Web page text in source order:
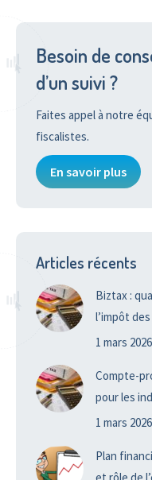
Besoin de
d’un suivi ?
Faites appel à notre
fiscalistes.
En savoir plus
Articles récents
Biztax :
l’impôt
1 mars 2026
Compte-
pour les
1 mars 2026
Plan